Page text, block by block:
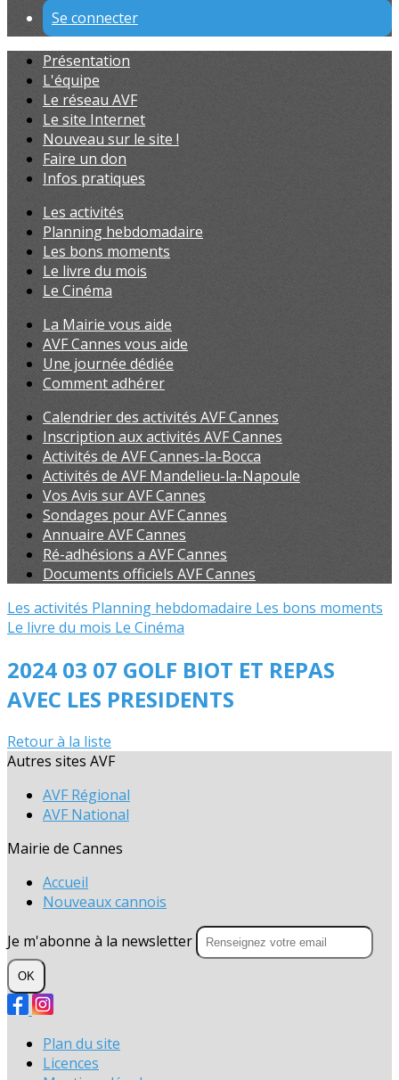
Se connecter
Présentation
L'équipe
Le réseau AVF
Le site Internet
Nouveau sur le site !
Faire un don
Infos pratiques
Les activités
Planning hebdomadaire
Les bons moments
Le livre du mois
Le Cinéma
La Mairie vous aide
AVF Cannes vous aide
Une journée dédiée
Comment adhérer
Calendrier des activités AVF Cannes
Inscription aux activités AVF Cannes
Activités de AVF Cannes-la-Bocca
Activités de AVF Mandelieu-la-Napoule
Vos Avis sur AVF Cannes
Sondages pour AVF Cannes
Annuaire AVF Cannes
Ré-adhésions a AVF Cannes
Documents officiels AVF Cannes
Les activités Planning hebdomadaire Les bons moments
Le livre du mois Le Cinéma
2024 03 07 GOLF BIOT ET REPAS
AVEC LES PRESIDENTS
Retour à la liste
Autres sites AVF
AVF Régional
AVF National
Mairie de Cannes
Accueil
Nouveaux cannois
Je m'abonne à la newsletter
OK
Plan du site
Licences